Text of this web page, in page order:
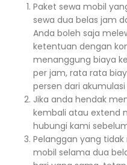
Paket sewa mobil
sewa dua belas jam
Anda boleh saja
ketentuan dengan
menanggung biaya
per jam, rata rata
persen dari
Jika anda hendak
kembali atau extend
hubungi kami
Pelanggan yang
mobil selama dua